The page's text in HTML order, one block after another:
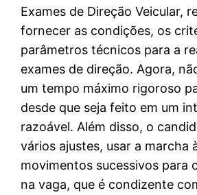
Exames de Direção Veicular,
fornecer as condições, os
parâmetros técnicos para a
exames de direção. Agora,
um tempo máximo rigoroso
desde que seja feito em um
razoável. Além disso, o
vários ajustes, usar a marcha
movimentos sucessivos para
na vaga, que é condizente